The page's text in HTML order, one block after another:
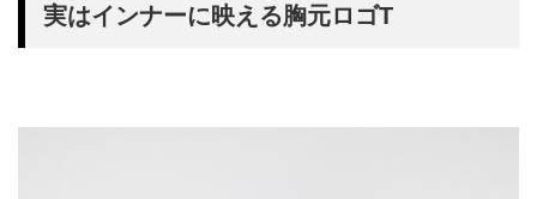
実はインナーに映える胸元ロゴT